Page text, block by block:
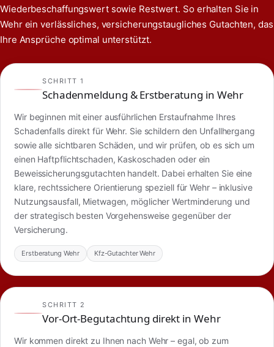
Wiederbeschaffungswert sowie Restwert. So erhalten Sie in
Wehr ein verlässliches, versicherungstaugliches Gutachten, das
Ihre Ansprüche optimal unterstützt.
SCHRITT 1
Schadenmeldung & Erstberatung in Wehr
Wir beginnen mit einer ausführlichen Erstaufnahme Ihres
Schadenfalls direkt für Wehr. Sie schildern den Unfallhergang
sowie alle sichtbaren Schäden, und wir prüfen, ob es sich um
einen Haftpflichtschaden, Kaskoschaden oder ein
Beweissicherungsgutachten handelt. Dabei erhalten Sie eine
klare, rechtssichere Orientierung speziell für Wehr – inklusive
Nutzungsausfall, Mietwagen, möglicher Wertminderung und
der strategisch besten Vorgehensweise gegenüber der
Versicherung.
Erstberatung Wehr Kfz-Gutachter Wehr
SCHRITT 2
Vor-Ort-Begutachtung direkt in Wehr
Wir kommen direkt zu Ihnen nach Wehr – egal, ob zum